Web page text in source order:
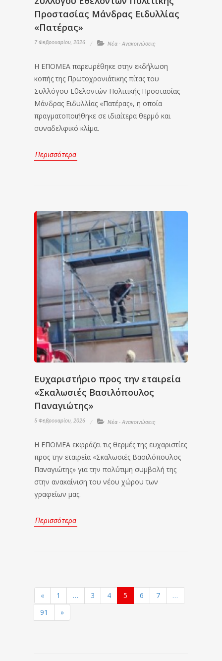
Προστασίας Μάνδρας Ειδυλλίας
«Πατέρας»
7 Φεβρουαρίου, 2026 Νέα - Ανακοινώσεις
Η ΕΠΟΜΕΑ παρευρέθηκε στην εκδήλωση
κοπής της Πρωτοχρονιάτικης πίτας του
Συλλόγου Εθελοντών Πολιτικής Προστασίας
Μάνδρας Ειδυλλίας «Πατέρας», η οποία
πραγματοποιήθηκε σε ιδιαίτερα θερμό και
συναδελφικό κλίμα.
Περισσότερα
Ευχαριστήριο προς την εταιρεία
«Σκαλωσιές Βασιλόπουλος
Παναγιώτης»
5 Φεβρουαρίου, 2026 Νέα - Ανακοινώσεις
Η ΕΠΟΜΕΑ εκφράζει τις θερμές της ευχαριστίες
προς την εταιρεία «Σκαλωσιές Βασιλόπουλος
Παναγιώτης» για την πολύτιμη συμβολή της
στην ανακαίνιση του νέου χώρου των
γραφείων μας.
Περισσότερα
« 1 … 3 4 5 6 7
…
91
»